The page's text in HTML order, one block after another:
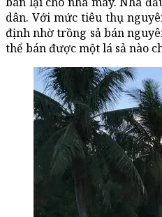
dân. Với mức tiêu thụ
định nhờ trồng sả bán
thể bán được một lá sả nào